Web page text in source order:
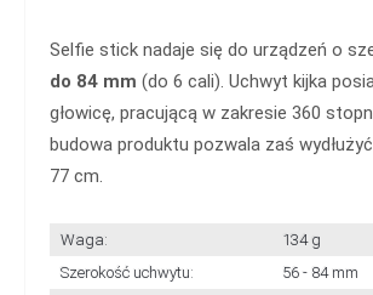
Selfie stick nadaje się do urządzeń o
do 84 mm (do 6 cali). Uchwyt kijka
głowicę, pracującą w zakresie 360
budowa produktu pozwala zaś
77 cm.
Waga:
134 g
Szerokość uchwytu:
56 - 84 mm